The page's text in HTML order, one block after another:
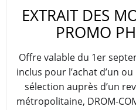
EXTRAIT DES
PROMO
Offre valable du 1er
inclus pour l’achat d’un
sélection auprès d’un
métropolitaine, DROM-